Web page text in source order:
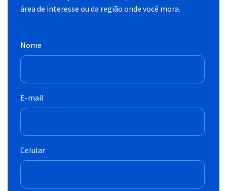
área de interesse ou da região onde você mora.
Nome
E-mail
Celular